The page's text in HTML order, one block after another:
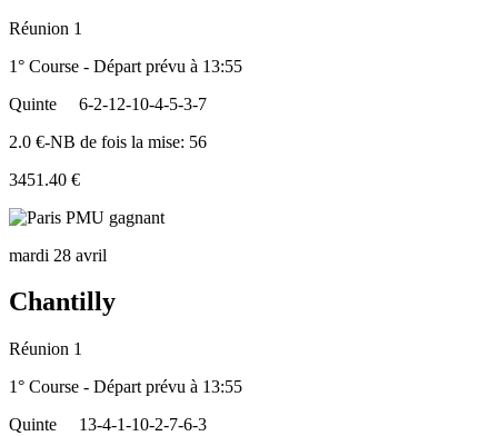
Réunion 1
1° Course - Départ prévu à 13:55
Quinte
6-2-12-10-4-5-3-7
2.0 €-NB de fois la mise: 56
3451.40 €
mardi 28 avril
Chantilly
Réunion 1
1° Course - Départ prévu à 13:55
Quinte
13-4-1-10-2-7-6-3